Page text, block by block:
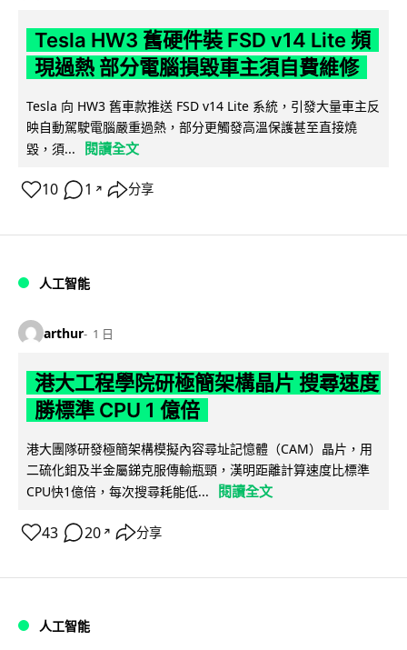
Tesla HW3 舊硬件裝 FSD v14 Lite 頻
現過熱 部分電腦損毀車主須自費維修
Tesla 向 HW3 舊車款推送 FSD v14 Lite 系統，引發大量車主反
映自動駕駛電腦嚴重過熱，部分更觸發高溫保護甚至直接燒
毀，須...
閱讀全文
10 1 ↗ 分享
人工智能
arthur 1 日
港大工程學院研極簡架構晶片 搜尋速度
勝標準 CPU 1 億倍
港大團隊研發極簡架構模擬內容尋址記憶體（CAM）晶片，用
二硫化鉬及半金屬銻克服傳輸瓶頸，漢明距離計算速度比標準
CPU快1億倍，每次搜尋耗能低...
閱讀全文
43 20 ↗ 分享
人工智能